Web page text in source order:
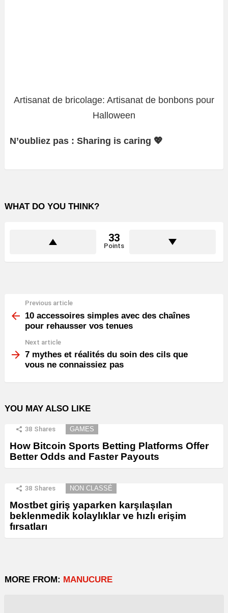
Artisanat de bricolage: Artisanat de bonbons pour
Halloween
N’oubliez pas : Sharing is caring 💖
WHAT DO YOU THINK?
33
Points
more
Previous article
10 accessoires simples avec des chaînes
pour rehausser vos tenues
Next article
7 mythes et réalités du soin des cils que
vous ne connaissiez pas
YOU MAY ALSO LIKE
38 Shares GAMES
How Bitcoin Sports Betting Platforms Offer
Better Odds and Faster Payouts
38 Shares NON CLASSÉ
Mostbet giriş yaparken karşılaşılan
beklenmedik kolaylıklar ve hızlı erişim
fırsatları
MORE FROM: MANUCURE